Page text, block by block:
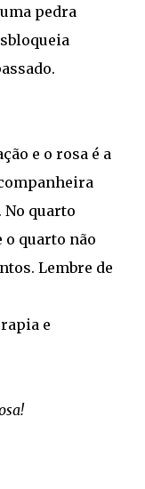
pedra
e o rosa é a
No quarto
o quarto não
Lembre de
e